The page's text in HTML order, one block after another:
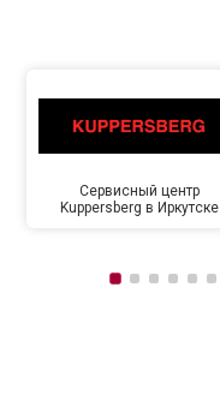
Сервисный центр
Kuppersberg в Иркутске